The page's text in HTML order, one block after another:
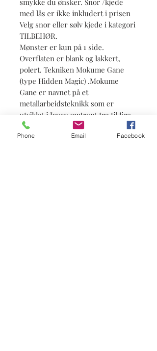
smykke du ønsker. Snor /kjede
med lås er ikke inkludert i prisen
Velg snor eller sølv kjede i kategori
TILBEHØR.
Mønster er kun på 1 side.
Overflaten er blank og lakkert,
polert. Tekniken Mokume Gane
(type Hidden Magic) .Mokume
Gane er navnet på et
metallarbeidsteknikk som er
utviklet i Japan omtrent tre til fire
hundre år siden.
Phone Email Facebook